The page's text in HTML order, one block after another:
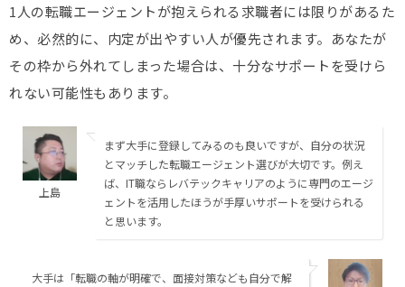
1人の転職エージェントが抱えられる求職者には限りがあるた
め、必然的に、内定が出やすい人が優先されます。あなたが
その枠から外れてしまった場合は、十分なサポートを受けら
れない可能性もあります。
上島
まず大手に登録してみるのも良いですが、自分の状況
とマッチした転職エージェント選びが大切です。例え
ば、IT職ならレバテックキャリアのように専門のエージ
ェントを活用したほうが手厚いサポートを受けられる
と思います。
大手は「転職の軸が明確で、面接対策なども自分で解